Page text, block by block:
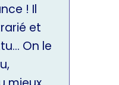
! Il
et
On le